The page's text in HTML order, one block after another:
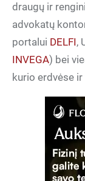
draugų ir
advokatų
portalui DELFI,
INVEGA) bei
kurio erdvėse